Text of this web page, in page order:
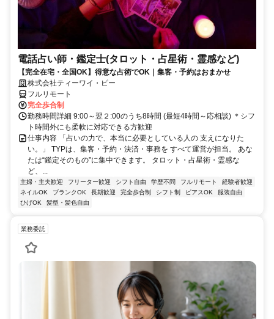
電話占い師・鑑定士(タロット・占星術・霊感など)
【完全在宅・全国OK】得意な占術でOK｜集客・予約はおまかせ
株式会社ティーワイ・ピー
フルリモート
完全歩合制
勤務時間詳細 9:00～翌２:00のうち8時間 (最短4時間～応相談) ＊シフ
ト時間外にも柔軟に対応できる方歓迎
仕事内容 「占いの力で、本当に必要としている人の 支えになりた
い。」 TYPは、集客・予約・決済・事務を すべて運営が担当。 あな
たは“鑑定そのもの”に集中できます。 タロット・占星術・霊感な
ど、...
主婦・主夫歓迎 フリーター歓迎 シフト自由 学歴不問 フルリモート
経験者歓迎
ネイルOK
ブランクOK 長期歓迎 完全歩合制 シフト制 ピアスOK
服装自由
ひげOK
髪型・髪色自由
業務委託